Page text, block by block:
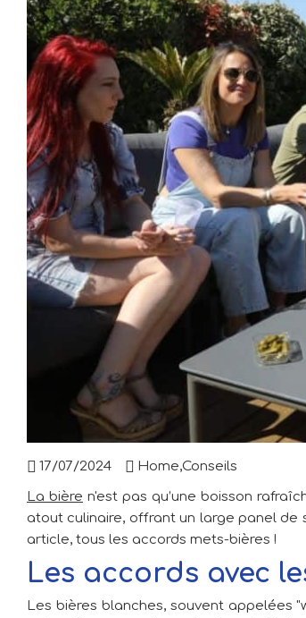
17/07/2024 Home,Conseils
La bière n'est pas qu’une boisson
atout culinaire, offrant un large panel
article, tous les accords mets-bières !
Les accords avec
Les bières blanches, souvent appelées